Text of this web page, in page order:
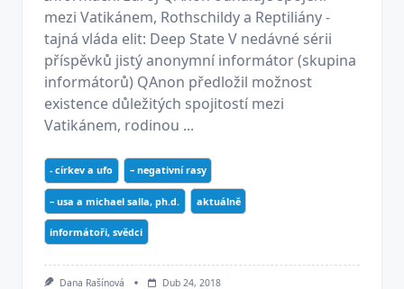
mezi Vatikánem, Rothschildy a Reptiliány -
tajná vláda elit: Deep State V nedávné sérii
příspěvků jistý anonymní informátor (skupina
informátorů) QAnon předložil možnost
existence důležitých spojitostí mezi
Vatikánem, rodinou ...
- církev a ufo – negativní rasy
– usa a michael salla, ph.d. aktuálně
informátoři, svědci
Dana Rašínová Dub 24, 2018